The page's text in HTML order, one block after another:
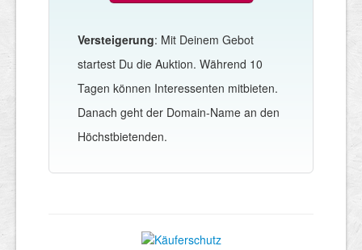
Versteigerung: Mit Deinem Gebot
startest Du die Auktion. Während 10
Tagen können Interessenten mitbieten.
Danach geht der Domain-Name an den
Höchstbietenden.